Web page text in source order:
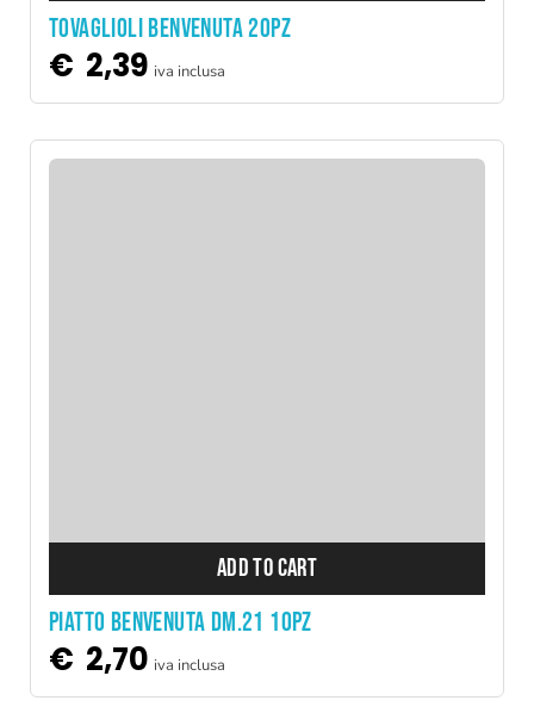
TOVAGLIOLI BENVENUTA 20PZ
€ 2,39 iva inclusa
ADD TO CART
PIATTO BENVENUTA DM.21 10PZ
€ 2,70 iva inclusa